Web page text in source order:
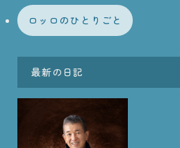
ロッロのひとりごと
最新の日記